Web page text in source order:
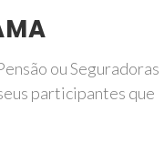
ou Seguradoras
participantes que